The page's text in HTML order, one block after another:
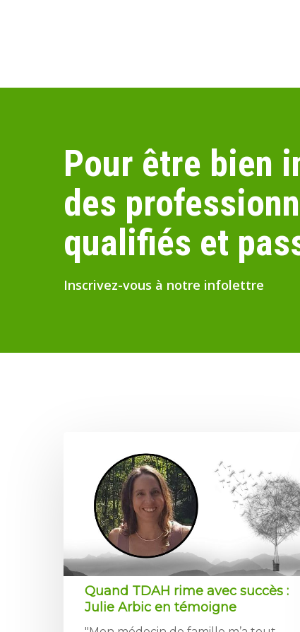
Pour être bien
des
qualifiés et
Inscrivez-vous à notre infolettre
Quand TDAH rime avec succès :
Julie Arbic en témoigne